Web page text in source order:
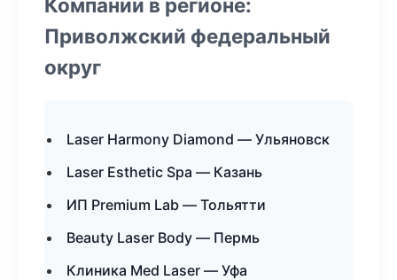
Компании в регионе:
Приволжский федеральный
округ
Laser Harmony Diamond — Ульяновск
Laser Esthetic Spa — Казань
ИП Premium Lab — Тольятти
Beauty Laser Body — Пермь
Клиника Med Laser — Уфа